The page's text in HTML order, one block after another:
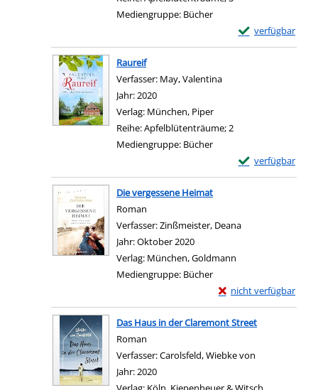
Mediengruppe: Bücher
verfügbar
Exemplar-Details
Zum Download
Raureif
Verfasser: May, Valentina
Jahr:2020
Verlag: München, Piper
Reihe:Apfelblütenträume; 2
Mediengruppe: Bücher
verfügbar
Exemplar-Details
Zum Download
Die vergessene Heimat
Roman
Verfasser:Zinßmeister, Deana
Jahr:Oktober 2020
Verlag: München, Goldmann
Mediengruppe: Bücher
nicht verfügbar
Exemplar-Details von
Zum Download von
Das Haus in der Claremont Street
Roman
Verfasser:Carolsfeld, Wiebke von
Jahr:2020